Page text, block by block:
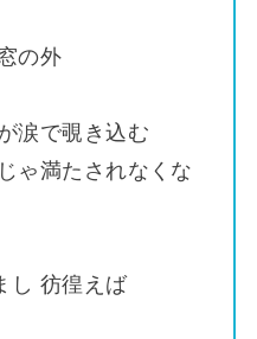
の外
涙で覗き込む
ゃ満たされなくな
し 彷徨えば